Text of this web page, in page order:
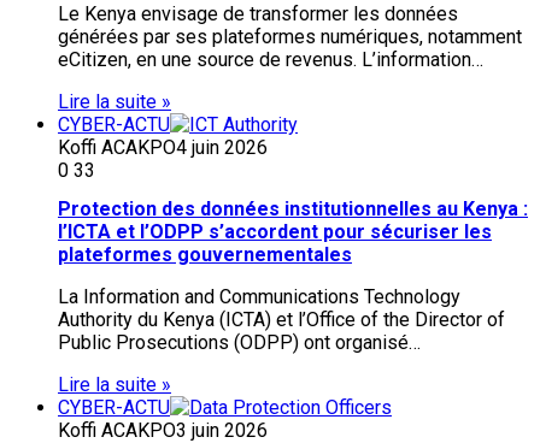
Le Kenya envisage de transformer les données
générées par ses plateformes numériques, notamment
eCitizen, en une source de revenus. L’information…
Lire la suite »
CYBER-ACTU
Koffi ACAKPO4 juin 2026
0 33
Protection des données institutionnelles au Kenya :
l’ICTA et l’ODPP s’accordent pour sécuriser les
plateformes gouvernementales
La Information and Communications Technology
Authority du Kenya (ICTA) et l’Office of the Director of
Public Prosecutions (ODPP) ont organisé…
Lire la suite »
CYBER-ACTU
Koffi ACAKPO3 juin 2026